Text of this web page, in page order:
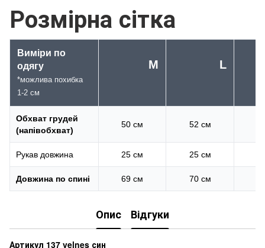
Розмірна сітка
Виміри по
одягу
*можлива похибка
1-2 см
M L
Обхват грудей
(напівобхват)
50 см 52 см
Рукав довжина 25 см 25 см
Довжина по спині 69 см 70 см
Опис Відгуки
Артикул 137 velnes син